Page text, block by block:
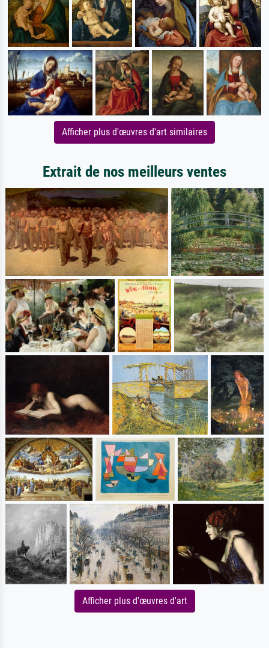
Afficher plus d'œuvres d'art similaires
Extrait de nos meilleurs ventes
Afficher plus d'œuvres d'art